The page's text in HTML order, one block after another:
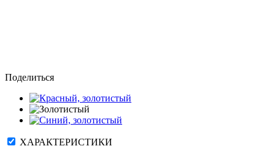
Поделиться
ХАРАКТЕРИСТИКИ